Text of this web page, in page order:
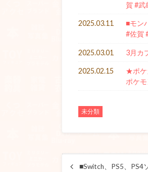
賀 #武
2025.03.11
■モン
#佐賀
2025.03.01 3月カ
2025.02.15
★ポケ
ポケ
未分類
■Switch、PS5、PS4